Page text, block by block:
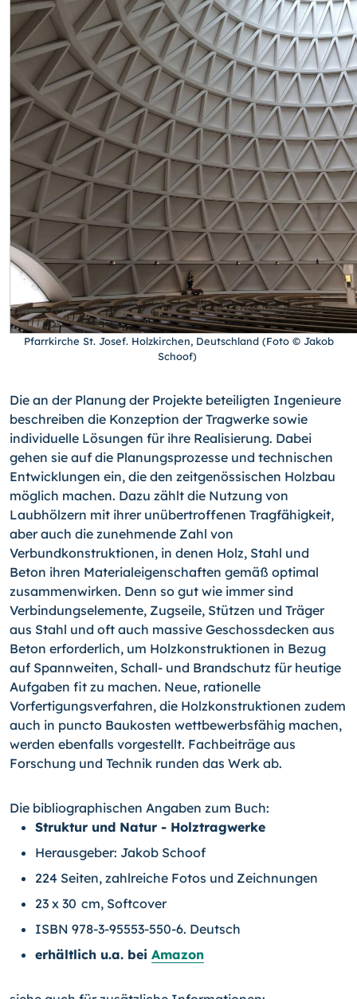
Pfarrkirche St. Josef. Holzkirchen, Deutschland (Foto © Jakob
Schoof)
Die an der Planung der Projekte beteiligten Ingenieure
beschreiben die Konzeption der Tragwerke sowie
individuelle Lösungen für ihre Realisierung. Dabei
gehen sie auf die Planungsprozesse und technischen
Entwicklungen ein, die den zeitgenössischen Holzbau
möglich machen. Dazu zählt die Nutzung von
Laubhölzern mit ihrer unübertroffenen Tragfähigkeit,
aber auch die zunehmende Zahl von
Verbundkonstruktionen, in denen Holz, Stahl und
Beton ihren Materialeigenschaften gemäß optimal
zusammenwirken. Denn so gut wie immer sind
Verbindungselemente, Zugseile, Stützen und Träger
aus Stahl und oft auch massive Geschossdecken aus
Beton erforderlich, um Holzkonstruktionen in Bezug
auf Spannweiten, Schall- und Brandschutz für heutige
Aufgaben fit zu machen. Neue, rationelle
Vorfertigungsverfahren, die Holzkonstruktionen zudem
auch in puncto Baukosten wettbewerbsfähig machen,
werden ebenfalls vorgestellt. Fachbeiträge aus
Forschung und Technik runden das Werk ab.
Die bibliographischen Angaben zum Buch:
Struktur und Natur - Holztragwerke
Herausgeber: Jakob Schoof
224 Seiten, zahlreiche Fotos und Zeichnungen
23 x 30 cm, Softcover
ISBN 978-3-95553-550-6. Deutsch
erhältlich u.a. bei Amazon